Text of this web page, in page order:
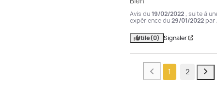
Avis du19/02/2022, suite à
expérience du29/01/2022 par
Utile(0) Signaler
1 2